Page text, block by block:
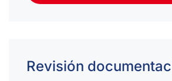
Revisión